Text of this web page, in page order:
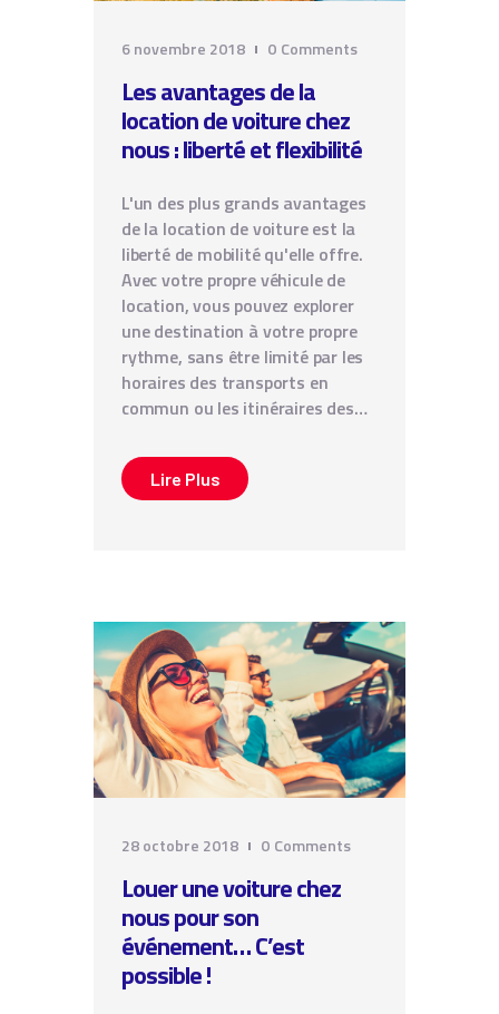
6 novembre 2018 0 Comments
Les avantages de la
location de voiture chez
nous : liberté et flexibilité
L'un des plus grands avantages
de la location de voiture est la
liberté de mobilité qu'elle offre.
Avec votre propre véhicule de
location, vous pouvez explorer
une destination à votre propre
rythme, sans être limité par les
horaires des transports en
commun ou les itinéraires des…
Lire Plus
28 octobre 2018 0 Comments
Louer une voiture chez
nous pour son
événement… C’est
possible !